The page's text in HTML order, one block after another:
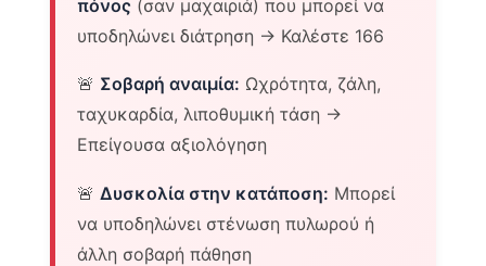
πόνος (σαν μαχαιριά) που μπορεί να
υποδηλώνει διάτρηση → Καλέστε 166
🚨 Σοβαρή αναιμία: Ωχρότητα, ζάλη,
ταχυκαρδία, λιποθυμική τάση →
Επείγουσα αξιολόγηση
🚨 Δυσκολία στην κατάποση: Μπορεί
να υποδηλώνει στένωση πυλωρού ή
άλλη σοβαρή πάθηση